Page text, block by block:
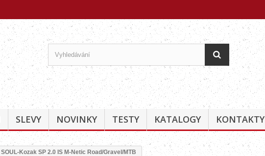
SLEVY NOVINKY TESTY KATALOGY KONTAKTY
SOUL-Kozak SP 2.0 IS M-Netic Road/Gravel/MTB